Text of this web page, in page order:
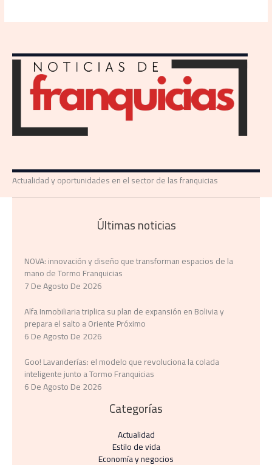
Actualidad y oportunidades en el sector de las franquicias
Últimas noticias
NOVA: innovación y diseño que transforman espacios de la
mano de Tormo Franquicias
7 De Agosto De 2026
Alfa Inmobiliaria triplica su plan de expansión en Bolivia y
prepara el salto a Oriente Próximo
6 De Agosto De 2026
Goo! Lavanderías: el modelo que revoluciona la colada
inteligente junto a Tormo Franquicias
6 De Agosto De 2026
Categorías
Actualidad
Estilo de vida
Economía y negocios​